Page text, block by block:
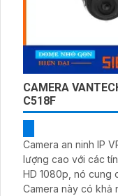
CAMERA
C518F
Camera an ninh IP
lượng cao với các tính năng nổi
HD 1080p, nó cung
Camera này có khả